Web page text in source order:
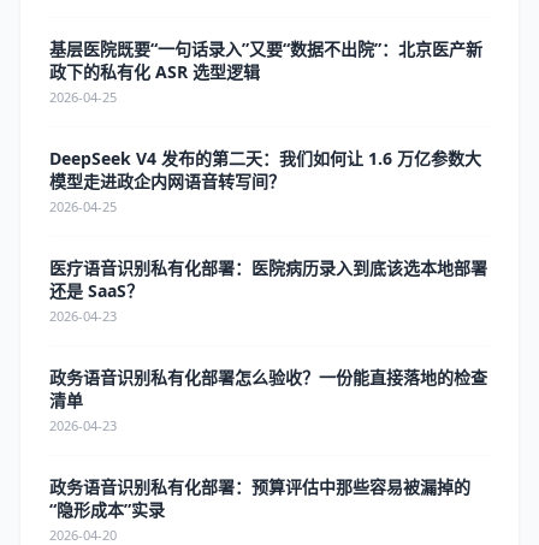
基层医院既要“一句话录入”又要“数据不出院”：北京医产新
政下的私有化 ASR 选型逻辑
2026-04-25
DeepSeek V4 发布的第二天：我们如何让 1.6 万亿参数大
模型走进政企内网语音转写间？
2026-04-25
医疗语音识别私有化部署：医院病历录入到底该选本地部署
还是 SaaS？
2026-04-23
政务语音识别私有化部署怎么验收？一份能直接落地的检查
清单
2026-04-23
政务语音识别私有化部署：预算评估中那些容易被漏掉的
“隐形成本”实录
2026-04-20